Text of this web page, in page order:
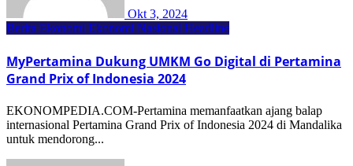
Okt 3, 2024
Berita Ekonomi Ekonomi Nasional Headline
MyPertamina Dukung UMKM Go Digital di Pertamina
Grand Prix of Indonesia 2024
EKONOMPEDIA.COM-Pertamina memanfaatkan ajang balap
internasional Pertamina Grand Prix of Indonesia 2024 di Mandalika
untuk mendorong...